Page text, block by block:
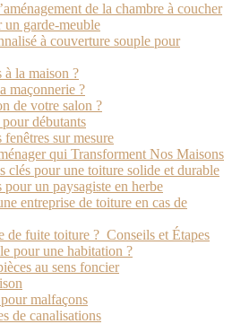
de la chambre à coucher
un garde-meuble
à couverture souple pour
la maison ?
maçonnerie ?
de votre salon ?
débutants
sur mesure
qui Transforment Nos Maisons
clés pour une toiture solide et durable
un paysagiste en herbe
entreprise de toiture en cas de
de fuite toiture ? Conseils et Étapes
pour une habitation ?
au sens foncier
malfaçons
de canalisations